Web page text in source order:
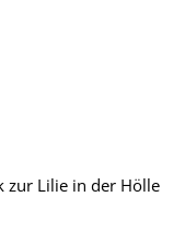
zur Lilie in der Hölle